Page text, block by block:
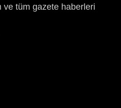
ve tüm gazete haberleri